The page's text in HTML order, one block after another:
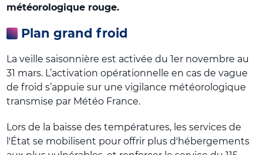
météorologique rouge.
Plan grand froid
La veille saisonnière est activée du 1er novembre au
31 mars. L’activation opérationnelle en cas de vague
de froid s’appuie sur une vigilance météorologique
transmise par Météo France.
Lors de la baisse des températures, les services de
l'État se mobilisent pour offrir plus d'hébergements